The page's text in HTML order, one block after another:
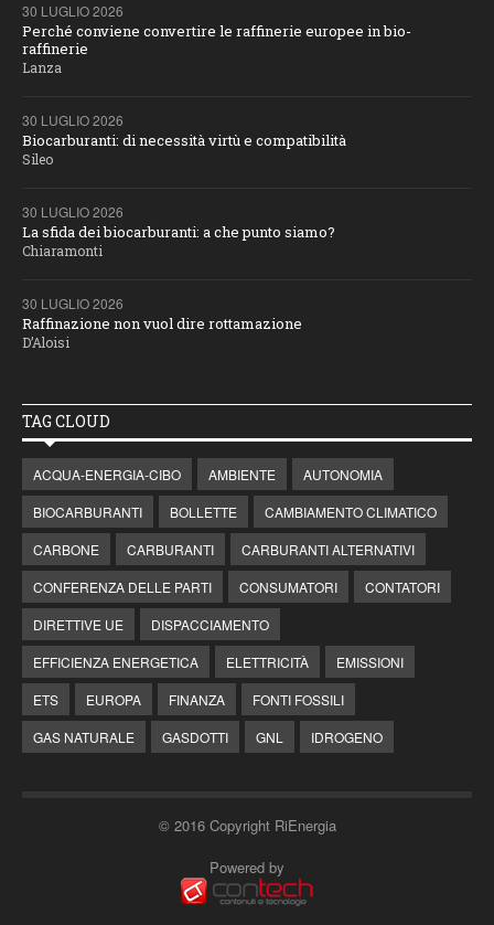
30 LUGLIO 2026
Perché conviene convertire le raffinerie europee in bio-
raffinerie
Lanza
30 LUGLIO 2026
Biocarburanti: di necessità virtù e compatibilità
Sileo
30 LUGLIO 2026
La sfida dei biocarburanti: a che punto siamo?
Chiaramonti
30 LUGLIO 2026
Raffinazione non vuol dire rottamazione
D’Aloisi
TAG CLOUD
ACQUA-ENERGIA-CIBO AMBIENTE
AUTONOMIA
BIOCARBURANTI
BOLLETTE
CAMBIAMENTO CLIMATICO
CARBONE
CARBURANTI
CARBURANTI ALTERNATIVI
CONFERENZA DELLE PARTI
CONSUMATORI
CONTATORI
DIRETTIVE UE
DISPACCIAMENTO
EFFICIENZA ENERGETICA
ELETTRICITÀ
EMISSIONI
ETS
EUROPA FINANZA
FONTI FOSSILI
GAS NATURALE
GASDOTTI GNL IDROGENO
© 2016 Copyright RiEnergia
Powered by